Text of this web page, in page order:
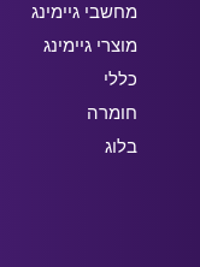
מחשבי גיימינג
מוצרי גיימינג
כללי
חומרה
בלוג